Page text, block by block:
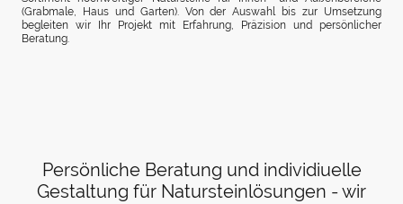
(Grabmale, Haus und Garten). Von der Auswahl bis zur Umsetzung
begleiten wir Ihr Projekt mit Erfahrung, Präzision und persönlicher
Beratung.
Persönliche Beratung und individiuelle
Gestaltung für Natursteinlösungen - wir